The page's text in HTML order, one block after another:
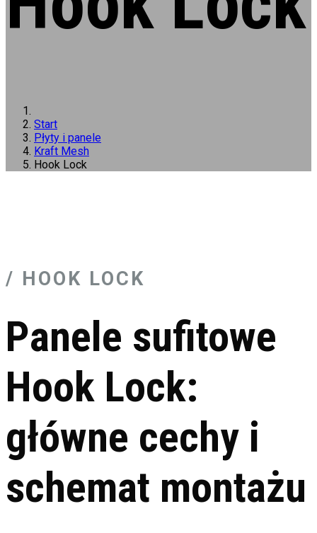
Start
Płyty i panele
Kraft Mesh
Hook Lock
/ HOOK LOCK
Panele sufitowe
Hook Lock:
główne cechy i
schemat montażu